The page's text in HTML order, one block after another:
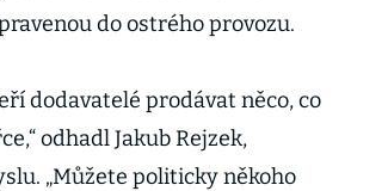
do ostrého provozu.
dodavatelé prodávat něco, co
odhadl Jakub Rejzek,
„Můžete politicky někoho